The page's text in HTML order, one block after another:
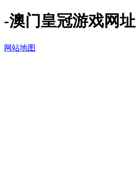
-澳门皇冠游戏网址
网站地图